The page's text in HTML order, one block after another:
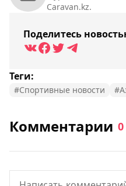
Caravan.kz.
Поделитесь
Теги:
#Спортивные новости
Комментарии 0